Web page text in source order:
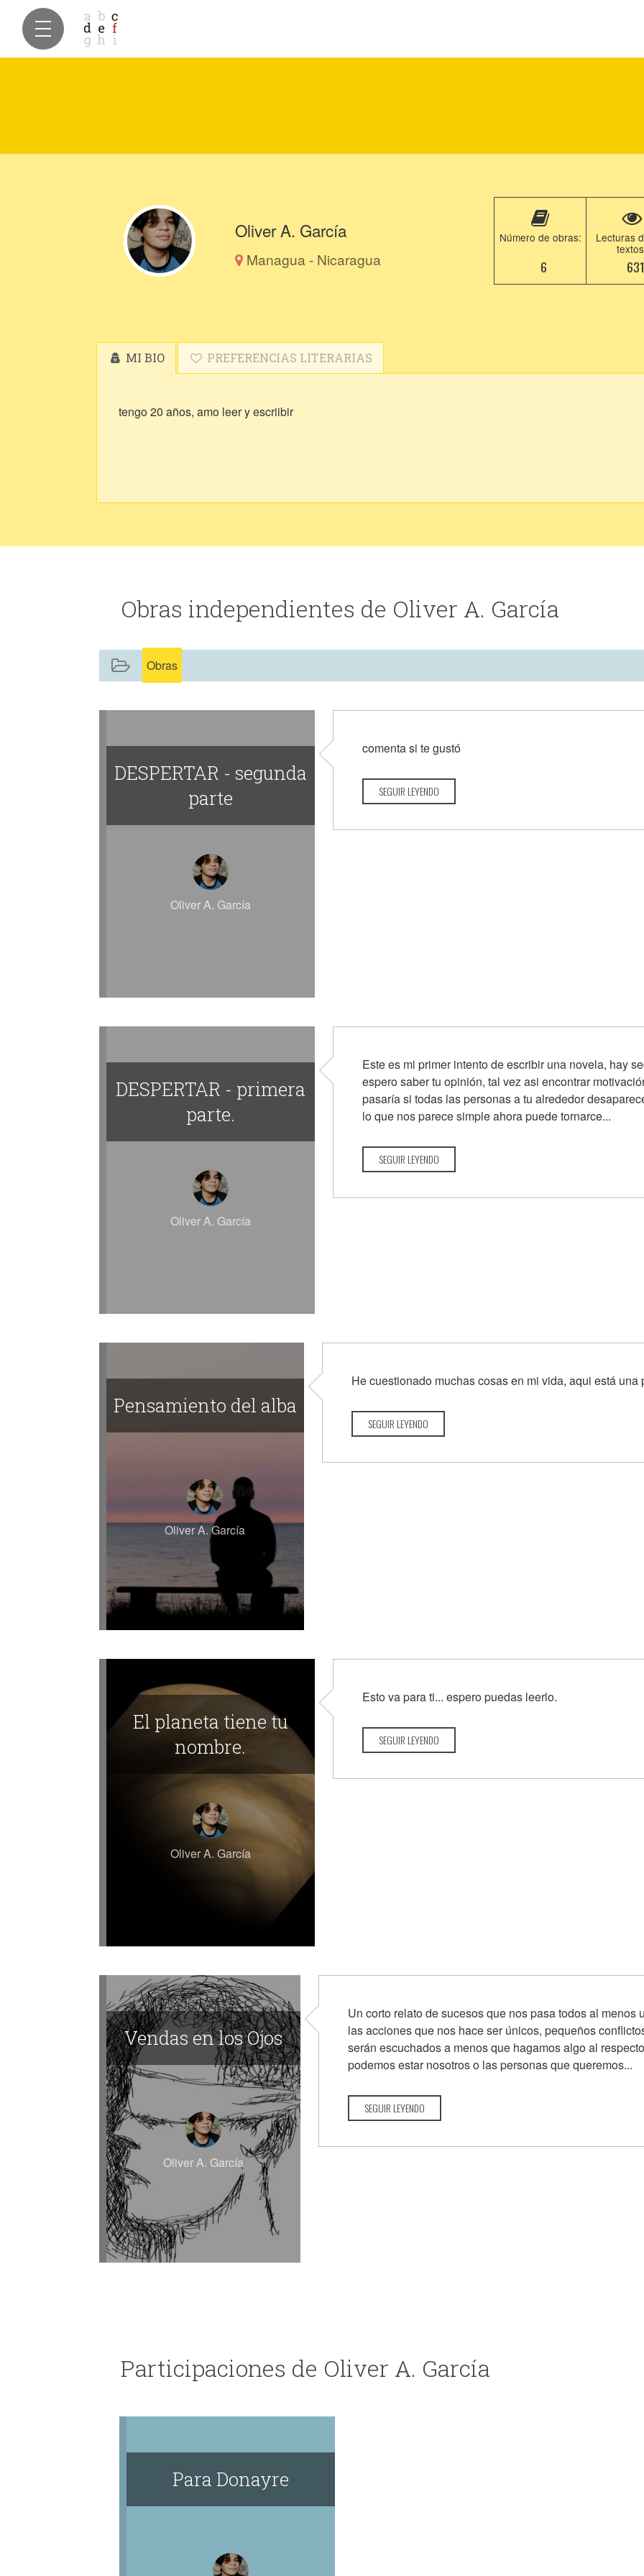
Oliver A. García
Managua - Nicaragua
Número de obras:
6
Lecturas
631
MI BIO PREFERENCIAS LITERARIAS
tengo 20 años, amo leer y escriibir
Obras independientes de Oliver A. García
Obras
DESPERTAR - segunda
parte
Oliver A. García
comenta si te gustó
SEGUIR LEYENDO
DESPERTAR - primera
parte.
Oliver A. García
Este es mi primer intento de escribir una novela, hay
espero saber tu opinión, tal vez asi encontrar
pasaría si todas las personas a tu alrededor
lo que nos parece simple ahora puede tornarce...
SEGUIR LEYENDO
Pensamiento del alba
Oliver A. García
He cuestionado muchas cosas en mi vida, aqui está
SEGUIR LEYENDO
El planeta tiene tu
nombre.
Oliver A. García
Esto va para ti... espero puedas leerlo.
SEGUIR LEYENDO
Vendas en los Ojos
Oliver A. García
Un corto relato de sucesos que nos pasa todos al menos
las acciones que nos hace ser únicos, pequeños
serán escuchados a menos que hagamos algo al
podemos estar nosotros o las personas que queremos...
SEGUIR LEYENDO
Participaciones de Oliver A. García
Para Donayre